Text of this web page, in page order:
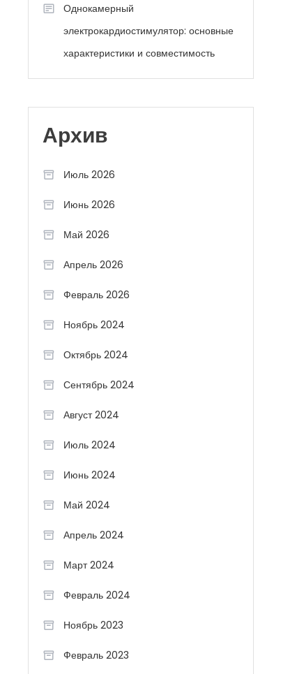
Однокамерный
электрокардиостимулятор: основные
характеристики и совместимость
Архив
Июль 2026
Июнь 2026
Май 2026
Апрель 2026
Февраль 2026
Ноябрь 2024
Октябрь 2024
Сентябрь 2024
Август 2024
Июль 2024
Июнь 2024
Май 2024
Апрель 2024
Март 2024
Февраль 2024
Ноябрь 2023
Февраль 2023